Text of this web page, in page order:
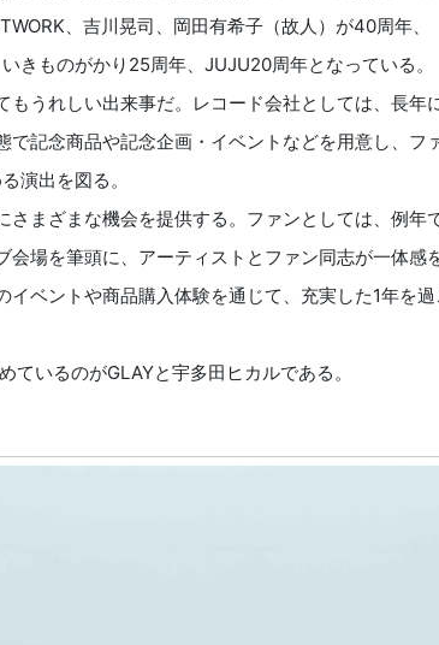
、吉川晃司、岡田有希子（故人）が40周年、
きものがかり25周年、JUJU20周年となっている。
うれしい出来事だ。レコード会社としては、長年
記念商品や記念企画・イベントなどを用意し、フ
演出を図る。
まざまな機会を提供する。ファンとしては、例年
場を筆頭に、アーティストとファン同志が一体感
ベントや商品購入体験を通じて、充実した1年を過
いるのがGLAYと宇多田ヒカルである。